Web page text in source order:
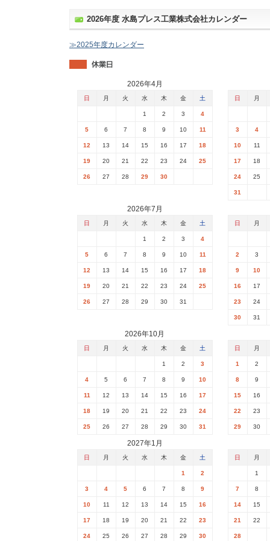
2026年度 水島プレス工業株式会社カレンダー
≫2025年度カレンダー
2026年4月
日 月 火 水 木 金 土
1 2 3 4
5 6 7 8 9 10 11
12 13 14 15 16 17 18
19 20 21 22 23 24 25
26 27 28 29 30
日 月
3 4
10 11
17 18
24 25
31
2026年7月
日 月 火 水 木 金 土
1 2 3 4
5 6 7 8 9 10 11
12 13 14 15 16 17 18
19 20 21 22 23 24 25
26 27 28 29 30 31
日 月
2 3
9 10
16 17
23 24
30 31
2026年10月
日 月 火 水 木 金 土
1 2 3
4 5 6 7 8 9 10
11 12 13 14 15 16 17
18 19 20 21 22 23 24
25 26 27 28 29 30 31
日 月
1 2
8 9
15 16
22 23
29 30
2027年1月
日 月 火 水 木 金 土
1 2
3 4 5 6 7 8 9
10 11 12 13 14 15 16
17 18 19 20 21 22 23
24 25 26 27 28 29 30
日 月
1
7 8
14 15
21 22
28